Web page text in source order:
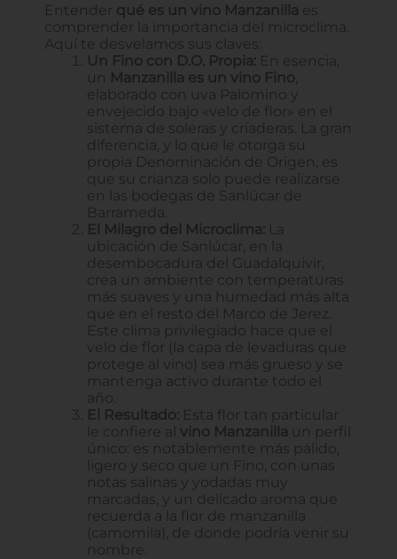
Entender qué es un vino Manzanilla es
comprender la importancia del microclima.
Aquí te desvelamos sus claves:
Un Fino con D.O. Propia: En esencia,
un Manzanilla es un vino Fino
elaborado con uva Palomino y
envejecido bajo «velo de flor» en el
sistema de soleras y criaderas. La gran
diferencia, y lo que le otorga su
propia Denominación de Origen, es
que su crianza solo puede realizarse
en las bodegas de Sanlúcar de
Barrameda.
El Milagro del Microclima: La
ubicación de Sanlúcar, en la
desembocadura del Guadalquivir,
crea un ambiente con temperaturas
más suaves y una humedad más alta
que en el resto del Marco de Jerez.
Este clima privilegiado hace que el
velo de flor (la capa de levaduras que
protege al vino) sea más grueso y se
mantenga activo durante todo el
año.
El Resultado: Esta flor tan particular
le confiere al vino Manzanilla un perfil
único: es notablemente más pálido,
ligero y seco que un Fino, con unas
notas salinas y yodadas muy
marcadas, y un delicado aroma que
recuerda a la flor de manzanilla
(camomila), de donde podría venir su
nombre.